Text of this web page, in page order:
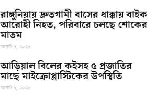
রাঙ্গুনিয়ায় দ্রুতগামী বাসের ধাক্কায় বাইক
আরোহী নিহত, পরিবারে চলছে শোকের
মাতম
আগস্ট ৭, ২০২৬
আড়িয়াল বিলের কইসহ ৫ প্রজাতির
মাছে মাইক্রোপ্লাস্টিকের উপস্থিতি
আগস্ট ৭, ২০২৬